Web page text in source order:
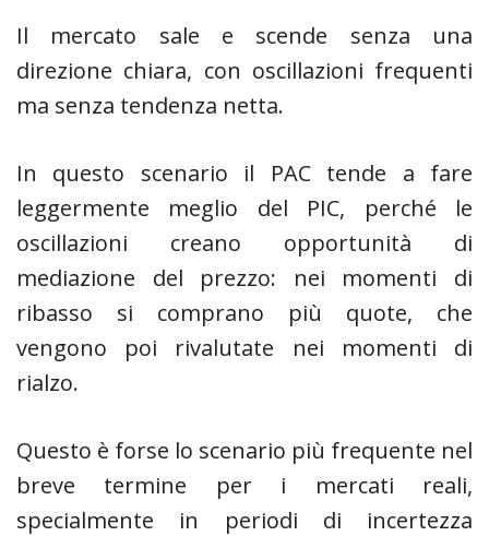
Il mercato sale e scende senza una
direzione chiara, con oscillazioni frequenti
ma senza tendenza netta.
In questo scenario il PAC tende a fare
leggermente meglio del PIC, perché le
oscillazioni creano opportunità di
mediazione del prezzo: nei momenti di
ribasso si comprano più quote, che
vengono poi rivalutate nei momenti di
rialzo.
Questo è forse lo scenario più frequente nel
breve termine per i mercati reali,
specialmente in periodi di incertezza